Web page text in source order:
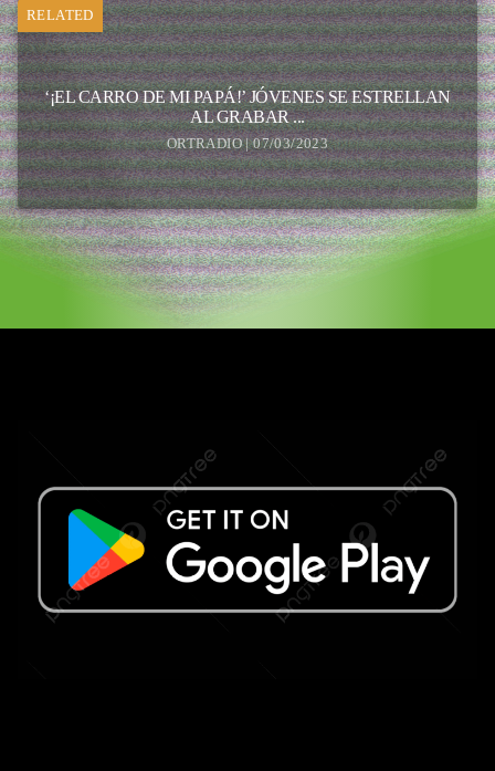
RELATED
‘¡EL CARRO DE MI PAPÁ!’ JÓVENES SE ESTRELLAN
AL GRABAR ...
ORTRADIO | 07/03/2023